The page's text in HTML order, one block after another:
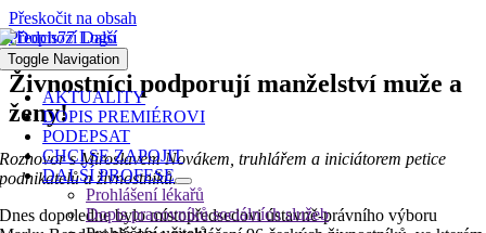
Přeskočit na obsah
Toggle Navigation
AKTUALITY
DOPIS PREMIÉROVI
PODEPSAT
CHCI SE ZAPOJIT
DALŠÍ PROFESE
Prohlášení lékařů
Dopis pracovníků sociálních služeb
Předchozí Další
Živnostníci podporují manželství muže a
ženy!
Rozhovor s Miroslavem Novákem, truhlářem a iniciátorem petice
podnikatelů a živnostníků.
Dnes dopoledne bylo místopředsedovi ústavně-právního výboru